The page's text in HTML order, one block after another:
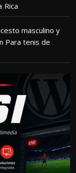
Rica
masculino y
Para tenis de